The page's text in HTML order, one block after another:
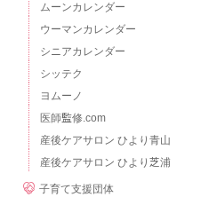
ムーンカレンダー
ウーマンカレンダー
シニアカレンダー
シッテク
ヨムーノ
医師監修.com
産後ケアサロン ひより青山
産後ケアサロン ひより芝浦
子育て支援団体